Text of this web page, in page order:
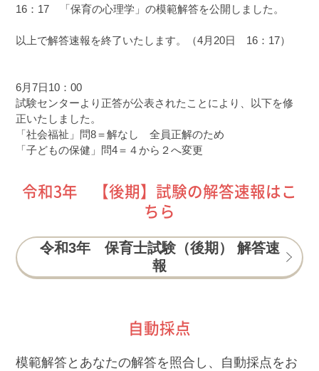
16：17　「保育の心理学」の模範解答を公開しました。
以上で解答速報を終了いたします。（4月20日　16：17）
6月7日10：00
試験センターより正答が公表されたことにより、以下を修
正いたしました。
「社会福祉」問8＝解なし　全員正解のため
「子どもの保健」問4＝４から２へ変更
令和3年 【後期】試験の解答速報はこ
ちら
令和3年 保育士試験（後期） 解答速
報
自動採点
模範解答とあなたの解答を照合し、自動採点をお